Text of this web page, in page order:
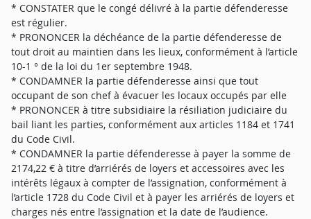
* CONSTATER que le congé délivré à la partie défenderesse
est régulier.
* PRONONCER la déchéance de la partie défenderesse de
tout droit au maintien dans les lieux, conformément à l’article
10-1 ° de la loi du 1er septembre 1948.
* CONDAMNER la partie défenderesse ainsi que tout
occupant de son chef à évacuer les locaux occupés par elle
* PRONONCER à titre subsidiaire la résiliation judiciaire du
bail liant les parties, conformément aux articles 1184 et 1741
du Code Civil.
* CONDAMNER la partie défenderesse à payer la somme de
2174,22 € à titre d’arriérés de loyers et accessoires avec les
intérêts légaux à compter de l’assignation, conformément à
l’article 1728 du Code Civil et à payer les arriérés de loyers et
charges nés entre l’assignation et la date de l’audience.